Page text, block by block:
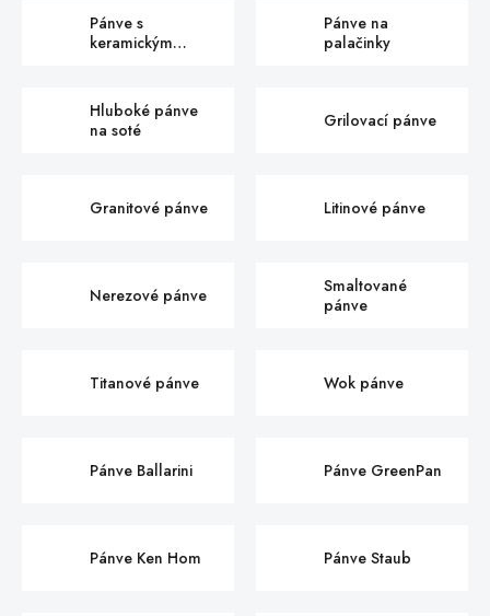
Pánve s
keramickým
Pánve na
palačinky
Hluboké pánve
na soté
Grilovací pánve
Granitové pánve Litinové pánve
Nerezové pánve
Smaltované
pánve
Titanové pánve Wok pánve
Pánve Ballarini Pánve GreenPan
Pánve Ken Hom Pánve Staub